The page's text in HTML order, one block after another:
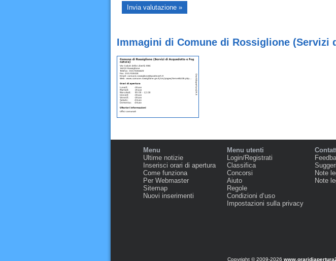
Immagini di Comune di Rossiglione (Servizi
Menu
Ultime notizie
Inserisci orari di apertura
Come funziona
Per Webmaster
Sitemap
Nuovi inserimenti
Menu utenti
Login/Registrati
Classifica
Concorsi
Aiuto
Regole
Condizioni d‘uso
Impostazioni sulla privacy
Note
Note
Copyright © 2009-2026